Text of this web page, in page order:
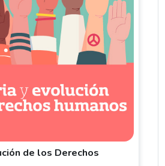
de los Derechos